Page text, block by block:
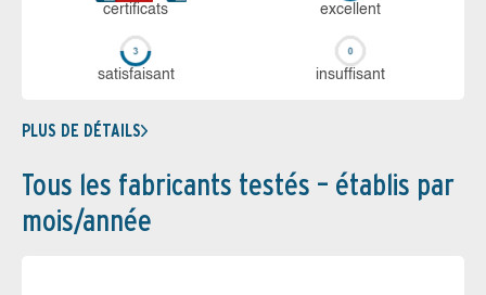
certi­ficats ex­cellent
sa­tis­fai­sant in­suf­fi­sant
PLUS DE DÉTAILS
Tous les fabricants testés – établis par
mois/année